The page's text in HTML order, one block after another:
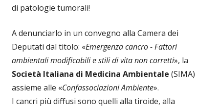
di patologie tumorali!
A denunciarlo in un convegno alla Camera dei
Deputati dal titolo: «Emergenza cancro - Fattori
ambientali modificabili e stili di vita non corretti», la
Società Italiana di Medicina Ambientale (SIMA)
assieme alle «Confassociazioni Ambiente».
I cancri più diffusi sono quelli alla tiroide, alla